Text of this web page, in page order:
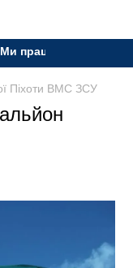
працюємо. Все буде
Піхоти ВМС ЗСУ